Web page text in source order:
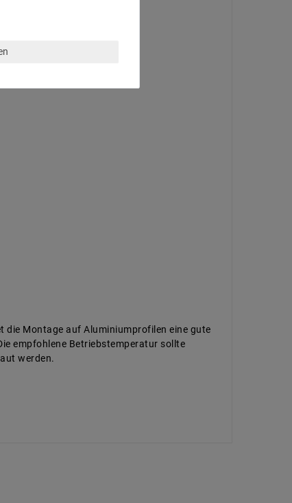
die Montage auf Aluminiumprofilen eine gute
empfohlene Betriebstemperatur sollte
werden.